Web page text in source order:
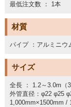
最低注文数 ： 1本
材質
パイプ ：アルミニウ
サイズ
全長 ： 1.2～3.0m（3
外管直径：φ22 φ25
1,000mm×1500mm /